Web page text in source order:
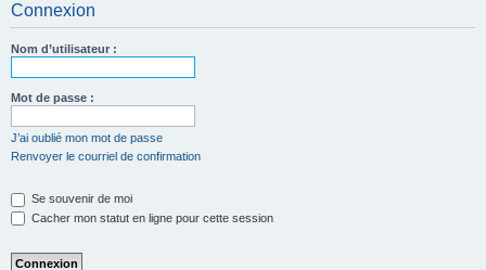
Connexion
Nom d’utilisateur :
Mot de passe :
J’ai oublié mon mot de passe
Renvoyer le courriel de confirmation
Se souvenir de moi
Cacher mon statut en ligne pour cette session